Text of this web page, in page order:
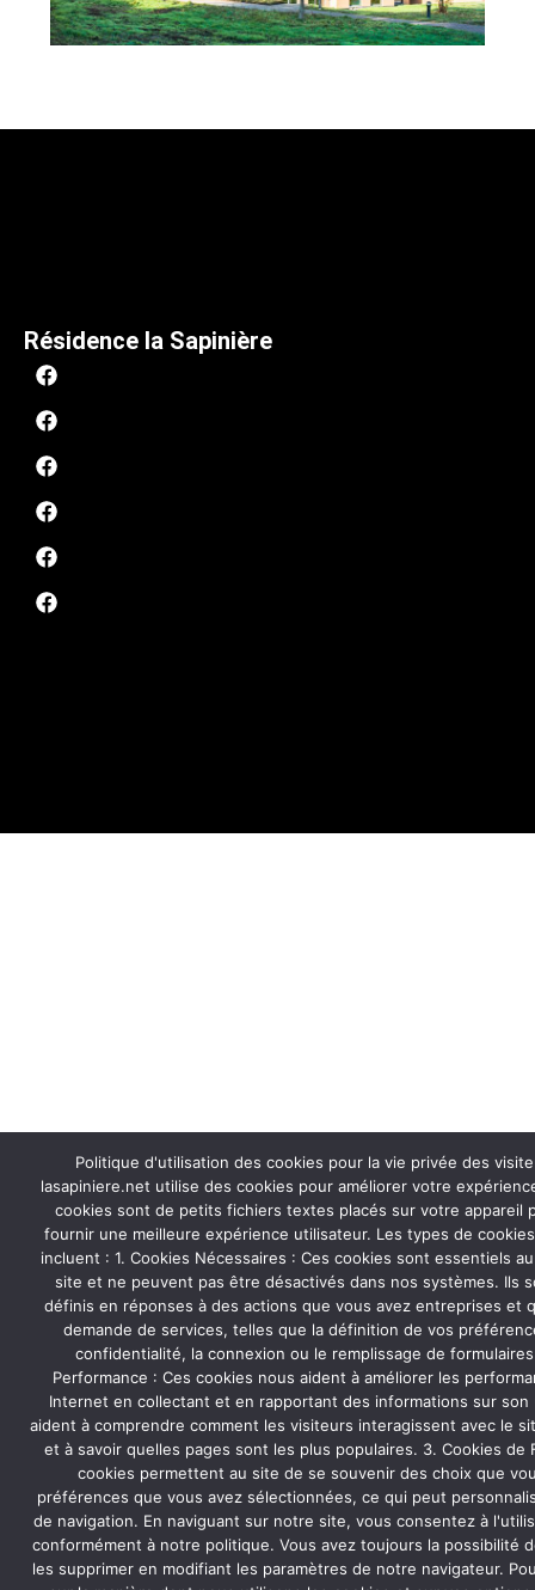
Résidence la Sapinière
Politique d'utilisation des cookies pour la vie privée des
lasapiniere.net utilise des cookies pour améliorer votre
cookies sont de petits fichiers textes placés sur votre appareil
fournir une meilleure expérience utilisateur. Les types de
incluent : 1. Cookies Nécessaires : Ces cookies sont essentiels
site et ne peuvent pas être désactivés dans nos systèmes. Ils
définis en réponses à des actions que vous avez entreprises et
demande de services, telles que la définition de vos
confidentialité, la connexion ou le remplissage de
Performance : Ces cookies nous aident à améliorer les
Internet en collectant et en rapportant des informations sur son
aident à comprendre comment les visiteurs interagissent avec le
et à savoir quelles pages sont les plus populaires. 3. Cookies de
cookies permettent au site de se souvenir des choix que
préférences que vous avez sélectionnées, ce qui peut
de navigation. En naviguant sur notre site, vous consentez à
conformément à notre politique. Vous avez toujours la possibilité
les supprimer en modifiant les paramètres de notre navigateur.